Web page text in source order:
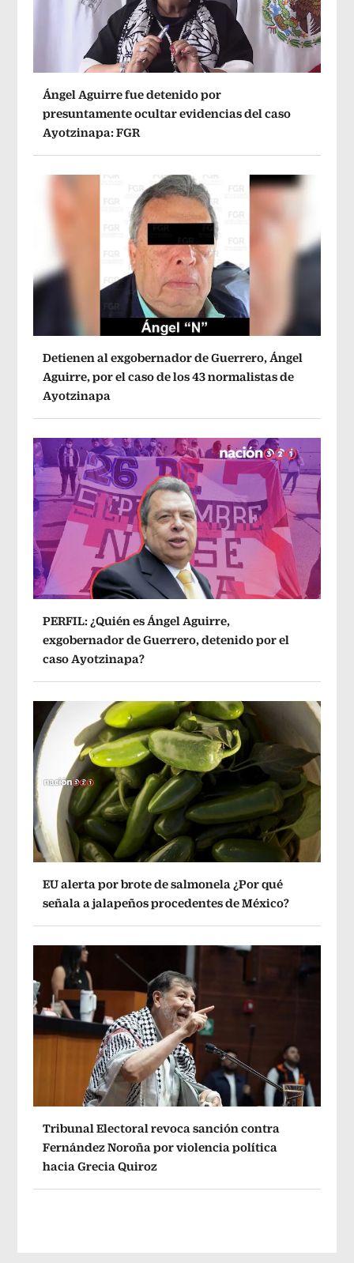
Ángel Aguirre fue detenido por
presuntamente ocultar evidencias del caso
Ayotzinapa: FGR
Detienen al exgobernador de Guerrero, Ángel
Aguirre, por el caso de los 43 normalistas de
Ayotzinapa
PERFIL: ¿Quién es Ángel Aguirre,
exgobernador de Guerrero, detenido por el
caso Ayotzinapa?
EU alerta por brote de salmonela ¿Por qué
señala a jalapeños procedentes de México?
Tribunal Electoral revoca sanción contra
Fernández Noroña por violencia política
hacia Grecia Quiroz